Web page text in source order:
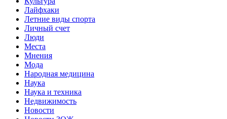
Лайфхаки
Летние виды спорта
Личный счет
Люди
Места
Мнения
Мода
Народная медицина
Наука
Наука и техника
Недвижимость
Новости